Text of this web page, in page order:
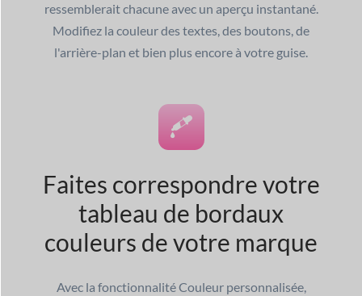
ressemblerait chacune avec un aperçu instantané.
Modifiez la couleur des textes, des boutons, de
l'arrière-plan et bien plus encore à votre guise.
Faites correspondre votre
tableau de bordaux
couleurs de votre marque
Avec la fonctionnalité Couleur personnalisée,